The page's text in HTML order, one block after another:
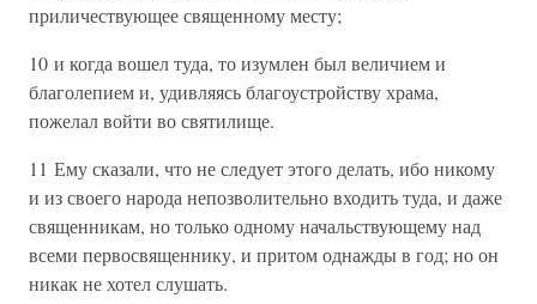
приличествующее священному месту;
10 и когда вошел туда, то изумлен был величием и
благолепием и, удивляясь благоустройству храма,
пожелал войти во святилище.
11 Ему сказали, что не следует этого делать, ибо никому
и из своего народа непозволительно входить туда, и даже
священникам, но только одному начальствующему над
всеми первосвященнику, и притом однажды в год; но он
никак не хотел слушать.